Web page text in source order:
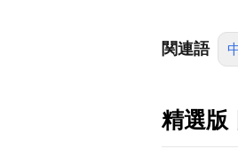
関連語
精選版